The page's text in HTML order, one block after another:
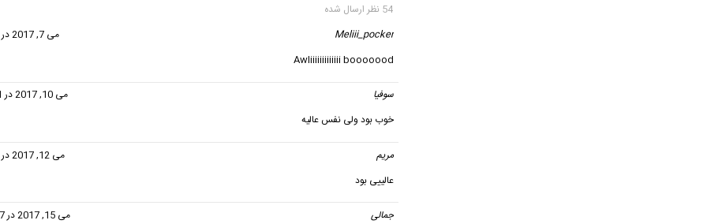
54 نظر ارسال شده
Meliii_pocker
می 7, 2017 در 7:51 ب.ظ
Awliiiiiiiiiiiii booooood
سوفیا
می 10, 2017 در 10:41 ق.ظ
خوب بود ولی نفس عالیه
مریم
می 12, 2017 در 6:22 ب.ظ
عالییی بود
جمالی
می 15, 2017 در 10:37 ب.ظ